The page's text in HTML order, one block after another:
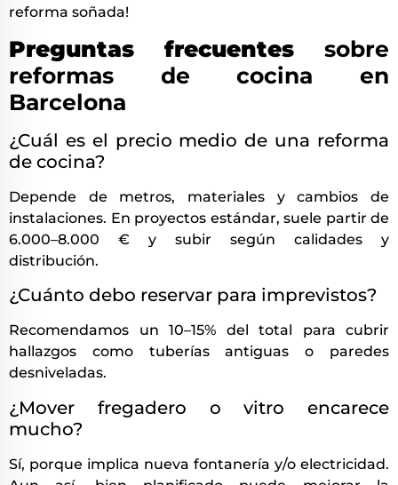
reforma soñada!
Preguntas frecuentes sobre
reformas de cocina en
Barcelona
¿Cuál es el precio medio de una reforma
de cocina?
Depende de metros, materiales y cambios de
instalaciones. En proyectos estándar, suele partir de
6.000–8.000 € y subir según calidades y
distribución.
¿Cuánto debo reservar para imprevistos?
Recomendamos un 10–15% del total para cubrir
hallazgos como tuberías antiguas o paredes
desniveladas.
¿Mover fregadero o vitro encarece
mucho?
Sí, porque implica nueva fontanería y/o electricidad.